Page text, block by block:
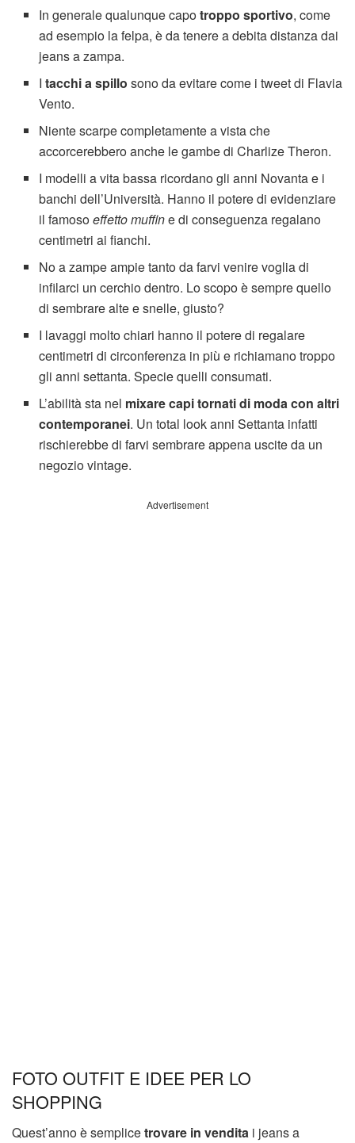
In generale qualunque capotroppo sportivo, come
ad esempio la felpa, è da tenere a debita distanza dai
jeans a zampa.
Itacchi a spillo sono da evitare come i tweet di Flavia
Vento.
Niente scarpe completamente a vista che
accorcerebbero anche le gambe di Charlize Theron.
I modelli a vita bassa ricordano gli anni Novanta e i
banchi dell’Università. Hanno il potere di evidenziare
il famosoeffetto muffine di conseguenza regalano
centimetri ai fianchi.
No a zampe ampie tanto da farvi venire voglia di
infilarci un cerchio dentro. Lo scopo è sempre quello
di sembrare alte e snelle, giusto?
I lavaggi molto chiari hanno il potere di regalare
centimetri di circonferenza in più e richiamano troppo
gli anni settanta. Specie quelli consumati.
L’abilità sta nel mixare capi tornati di moda con altri
contemporanei. Un total look anni Settanta infatti
rischierebbe di farvi sembrare appena uscite da un
negozio vintage.
Advertisement
FOTO OUTFIT E IDEE PER LO
SHOPPING
Quest’anno è semplicetrovare in vendita i jeans a